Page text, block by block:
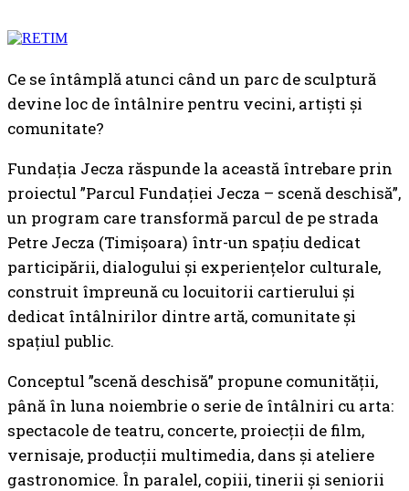
Ce se întâmplă atunci când un parc de sculptură
devine loc de întâlnire pentru vecini, artiști și
comunitate?
Fundația Jecza răspunde la această întrebare prin
proiectul ”Parcul Fundației Jecza – scenă deschisă”,
un program care transformă parcul de pe strada
Petre Jecza (Timișoara) într-un spațiu dedicat
participării, dialogului și experiențelor culturale,
construit împreună cu locuitorii cartierului și
dedicat întâlnirilor dintre artă, comunitate și
spațiul public.
Conceptul ”scenă deschisă” propune comunității,
până în luna noiembrie o serie de întâlniri cu arta:
spectacole de teatru, concerte, proiecții de film,
vernisaje, producții multimedia, dans și ateliere
gastronomice. În paralel, copiii, tinerii și seniorii